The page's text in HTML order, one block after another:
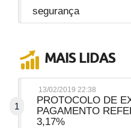
segurança
MAIS LIDAS
1
13/02/2019 22:38
PROTOCOLO DE
PAGAMENTO
3,17%